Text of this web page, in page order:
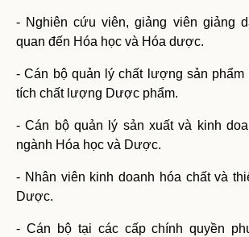
- Nghiên cứu viên, giảng viên giảng
quan đến Hóa học và Hóa dược.
- Cán bộ quản lý chất lượng sản
tích chất lượng Dược phẩm.
- Cán bộ quản lý sản xuất và kinh
ngành Hóa học và Dược.
- Nhân viên kinh doanh hóa chất và
Dược.
- Cán bộ tại các cấp chính quyền